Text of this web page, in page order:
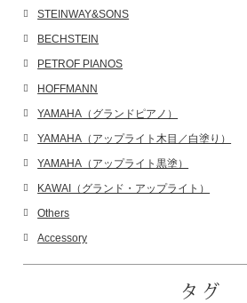
STEINWAY&SONS
BECHSTEIN
PETROF PIANOS
HOFFMANN
YAMAHA（グランドピアノ）
YAMAHA（アップライト木目／白塗り）
YAMAHA（アップライト黒塗）
KAWAI（グランド・アップライト）
Others
Accessory
タグ